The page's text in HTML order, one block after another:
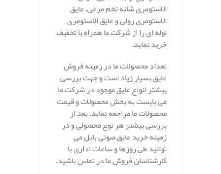
الاستومری شانه تخم مرغی، عایق
الاستومری رولی و عایق الاستومری
لوله ای را از شرکت ما همراه با تخفیف
خرید نماید.
تعداد محصولات ما در زمینه فروش
عایق بسیار زیاد است و جهت بررسی
بیشتر انواع عایق موجود در شرکت ما
می بایست به بخش محصولات و قیمت
محصولات ما مراجعه نماید. بعد از
بررسی بیشتر هر نوع محصولی و در
زمینه خرید عایق صوتی بابل می
توانید طی روزها و ساعات اداری با
کارشناسان فروش ما در تماس باشید.